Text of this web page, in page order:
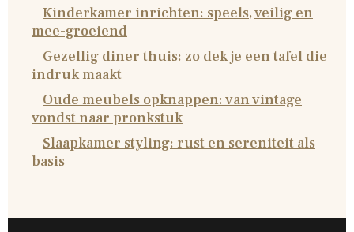
Kinderkamer inrichten: speels, veilig en
mee-groeiend
Gezellig diner thuis: zo dek je een tafel die
indruk maakt
Oude meubels opknappen: van vintage
vondst naar pronkstuk
Slaapkamer styling: rust en sereniteit als
basis